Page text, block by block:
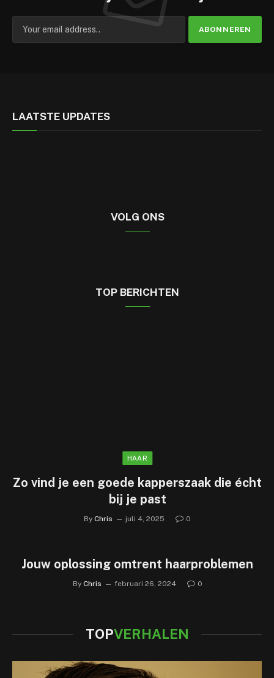
LAATSTE UPDATES
VOLG ONS
TOP BERICHTEN
HAAR
Zo vind je een goede kapperszaak die écht
bij je past
By Chris juli 4, 2025 0
Jouw oplossing omtrent haarproblemen
By Chris februari 26, 2024 0
TOPVERHALEN